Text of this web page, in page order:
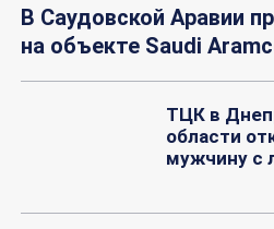
В Саудовской Аравии
на объекте Saudi
ТЦК в
области
мужчину с